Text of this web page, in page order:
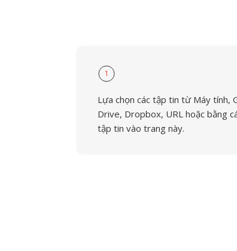
1
Lựa chọn các tập tin từ Máy tính,
Drive, Dropbox, URL hoặc bằng
tập tin vào trang này.